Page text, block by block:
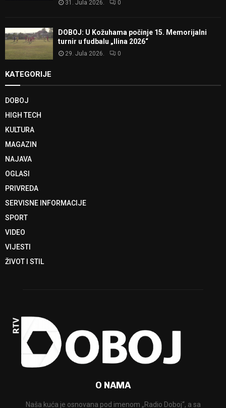
31. Jula 2026. 0
DOBOJ: U Kožuhama počinje 15. Memorijalni
turnir u fudbalu „Ilina 2026“
29. Jula 2026. 0
KATEGORIJE
DOBOJ
HIGH TECH
KULTURA
MAGAZIN
NAJAVA
OGLASI
PRIVREDA
SERVISNE INFORMACIJE
SPORT
VIDEO
VIJESTI
ŽIVOT I STIL
O NAMA
Naša kuća je osnovana pod imenom „Radio Doboj“, a sa